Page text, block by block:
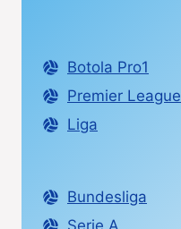
Botola Pro1
Premier League
Liga
Bundesliga